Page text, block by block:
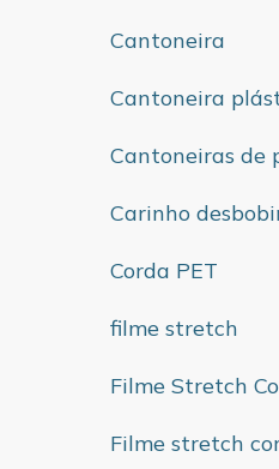
Cantoneira
Cantoneira
Cantoneiras de
Carinho
Corda PET
filme stretch
Filme Stretch
Filme stretch